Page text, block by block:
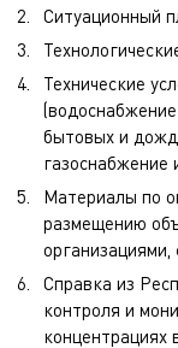
Ситуационный
Технические
бытовых и
газоснабжение
Материалы по
размещению
организациями,
Справка из
контроля и
концентрациях